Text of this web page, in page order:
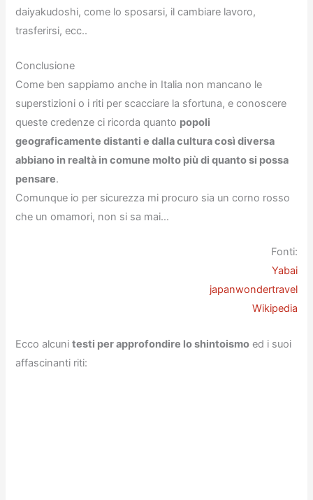
daiyakudoshi, come lo sposarsi, il cambiare lavoro,
trasferirsi, ecc..
Conclusione
Come ben sappiamo anche in Italia non mancano le
superstizioni o i riti per scacciare la sfortuna, e conoscere
queste credenze ci ricorda quanto popoli
geograficamente distanti e dalla cultura così diversa
abbiano in realtà in comune molto più di quanto si possa
pensare.
Comunque io per sicurezza mi procuro sia un corno rosso
che un omamori, non si sa mai…
Fonti:
Yabai
japanwondertravel
Wikipedia
Ecco alcunitesti per approfondire lo shintoismo ed i suoi
affascinanti riti: